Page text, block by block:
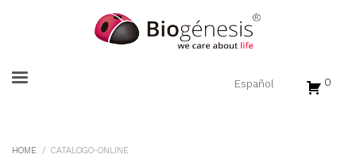
0
HOME CATALOGO-ONLINE